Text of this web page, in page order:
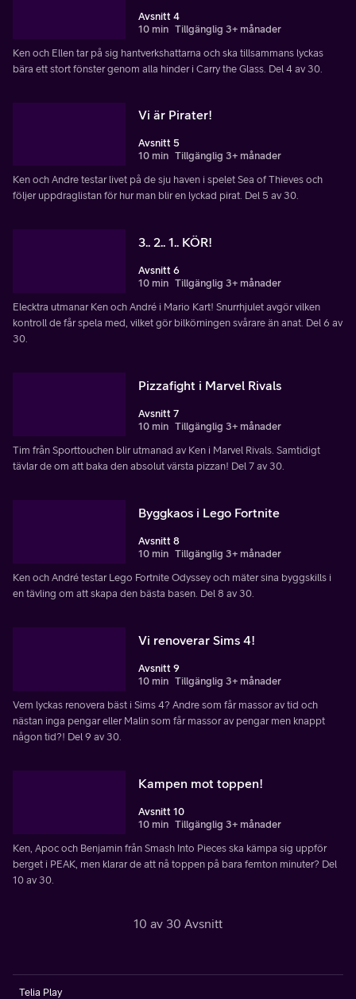
Avsnitt 4
10 min Tillgänglig 3+ månader
Ken och Ellen tar på sig hantverkshattarna och ska tillsammans lyckas
bära ett stort fönster genom alla hinder i Carry the Glass. Del 4 av 30.
Vi är Pirater!
Avsnitt 5
10 min Tillgänglig 3+ månader
Ken och Andre testar livet på de sju haven i spelet Sea of Thieves och
följer uppdraglistan för hur man blir en lyckad pirat. Del 5 av 30.
3.. 2.. 1.. KÖR!
Avsnitt 6
10 min Tillgänglig 3+ månader
Elecktra utmanar Ken och André i Mario Kart! Snurrhjulet avgör vilken
kontroll de får spela med, vilket gör bilkörningen svårare än anat. Del 6 av
30.
Pizzafight i Marvel Rivals
Avsnitt 7
10 min Tillgänglig 3+ månader
Tim från Sporttouchen blir utmanad av Ken i Marvel Rivals. Samtidigt
tävlar de om att baka den absolut värsta pizzan! Del 7 av 30.
Byggkaos i Lego Fortnite
Avsnitt 8
10 min Tillgänglig 3+ månader
Ken och André testar Lego Fortnite Odyssey och mäter sina byggskills i
en tävling om att skapa den bästa basen. Del 8 av 30.
Vi renoverar Sims 4!
Avsnitt 9
10 min Tillgänglig 3+ månader
Vem lyckas renovera bäst i Sims 4? Andre som får massor av tid och
nästan inga pengar eller Malin som får massor av pengar men knappt
någon tid?! Del 9 av 30.
Kampen mot toppen!
Avsnitt 10
10 min Tillgänglig 3+ månader
Ken, Apoc och Benjamin från Smash Into Pieces ska kämpa sig uppför
berget i PEAK, men klarar de att nå toppen på bara femton minuter? Del
10 av 30.
10 av 30 Avsnitt
Telia Play